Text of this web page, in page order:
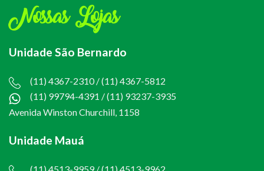
Nossas Lojas
Unidade São Bernardo
(11) 4367-2310 / (11) 4367-5812
(11) 99794-4391 /(11) 93237-3935
Avenida Winston Churchill, 1158
Unidade Mauá
(11) 4513-9959 / (11) 4513-9962